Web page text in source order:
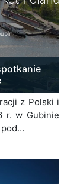
z Polski i
r. w Gubinie
pod…